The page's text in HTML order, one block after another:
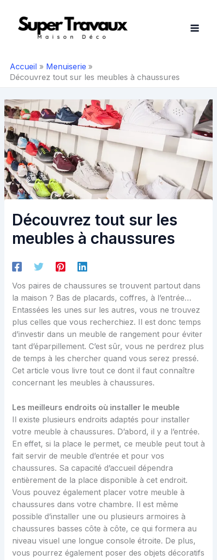
contenu
Accueil
Menuiserie
Découvrez tout sur les meubles à chaussures
Découvrez tout sur les
meubles à chaussures
Vos paires de chaussures se trouvent partout dans
la maison ? Bas de placards, coffres, à l’entrée…
Entassées les unes sur les autres, vous ne trouvez
plus celles que vous recherchiez. Il est donc temps
d’investir dans un meuble de rangement pour éviter
tant d’éparpillement. C’est sûr, vous ne perdrez plus
de temps à les chercher quand vous serez pressé.
Cet article vous livre tout ce dont il faut connaître
concernant les meubles à chaussures.
Les meilleurs endroits où installer le meuble
Il existe plusieurs endroits adaptés pour installer
votre meuble à chaussures. D’abord, il y a l’entrée.
En effet, si la place le permet, ce meuble peut tout à
fait servir de meuble d’entrée et pour vos
chaussures. Sa capacité d’accueil dépendra
entièrement de la place disponible à cet endroit.
Vous pouvez également placer votre meuble à
chaussures dans votre chambre. Il est même
possible d’installer une ou plusieurs armoires à
chaussures basses côte à côte, ce qui formera au
niveau visuel une longue console étroite. De plus,
vous pourrez également poser des objets décoratifs